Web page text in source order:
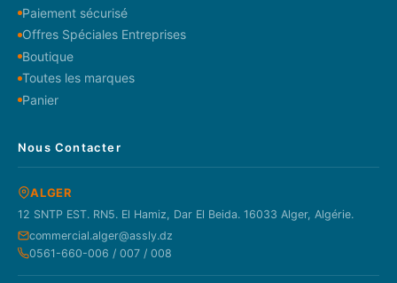
Paiement sécurisé
Offres Spéciales Entreprises
Boutique
Toutes les marques
Panier
Nous Contacter
ALGER
12 SNTP EST. RN5. El Hamiz, Dar El Beida. 16033 Alger, Algérie.
commercial.alger@assly.dz
0561-660-006 / 007 / 008